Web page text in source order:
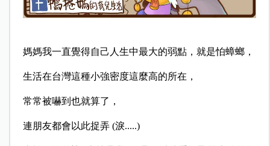
媽媽我一直覺得自己人生中最大的弱點，就是怕蟑螂，
生活在台灣這種小強密度這麼高的所在，
常常被嚇到也就算了，
連朋友都會以此捉弄 (淚.....)